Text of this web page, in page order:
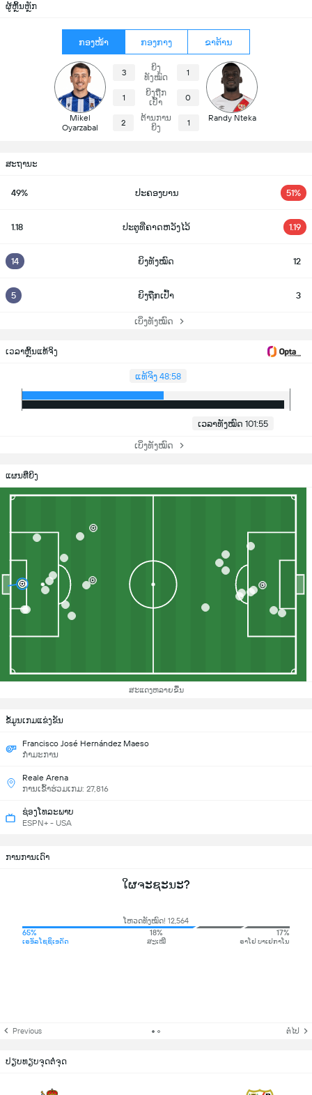
ຜູ້ຫຼິ້ນຫຼັກ
ກອງໜ້າ ກອງກາງ ຂາຕ້ານ
Mikel
Oyarzabal
3
ຍິງ
ທັງໝົດ
1
1
ຍິງຖືກ
ເປົ້າ
0
2
ຕ້ານການ
ຍິງ
1 Randy Nteka
ສະຖານະ
49% ປະຄອງບານ 51%
1.18 ປະຕູທີ່ຄາດຫວັງໄວ້ 1.19
14 ຍິງທັງໝົດ 12
5 ຍິງຖືກເປົ້າ 3
ເບິ່ງທັງໝົດ
ເວລາຫຼິ້ນແທ້ຈິງ
ແທ້ຈິງ 48:58
ເວລາທັງໝົດ 101:55
ເບິ່ງທັງໝົດ
ແຜນທີ່ຍິງ
ສະແດງຫລາຍຂື້ນ
ຂ້ໍມູນເກມແຂ່ງຂັນ
Francisco José Hernández Maeso
ກຳມະການ
Reale Arena
ການເຂົ້າຮ່ວມເກມ: 27,816
ຊ່ອງໂທລະພາບ
ESPN+ - USA
ການການເດົາ
ໃຜຈະຊະນະ?
ໂຫວດທັງໝົດ! 12,564
65%
ເຣອັລໂຊຊິເອດັດ
18%
ສະເໝີ
17%
ຣາໂຢ ບາເຢກາໂນ
Previous ຕໍ່ໄປ
ປຽບທຽບຈຸດຕໍ່ຈຸດ